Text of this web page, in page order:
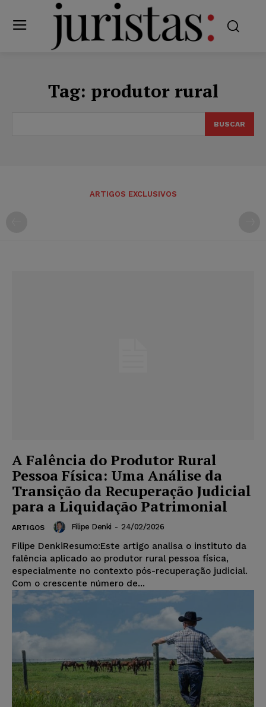
Tag: produtor rural
BUSCAR
ARTIGOS EXCLUSIVOS
A Falência do Produtor Rural
Pessoa Física: Uma Análise da
Transição da Recuperação Judicial
para a Liquidação Patrimonial
ARTIGOS Filipe Denki - 24/02/2026
Filipe DenkiResumo:Este artigo analisa o instituto da
falência aplicado ao produtor rural pessoa física,
especialmente no contexto pós-recuperação judicial.
Com o crescente número de...